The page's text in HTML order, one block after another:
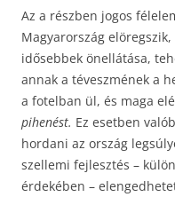
Az a részben jogos
Magyarország
idősebbek önellátása,
annak a téveszmének a
a fotelban ül, és maga
pihenést. Ez esetben
hordani az ország
szellemi fejlesztés –
érdekében –